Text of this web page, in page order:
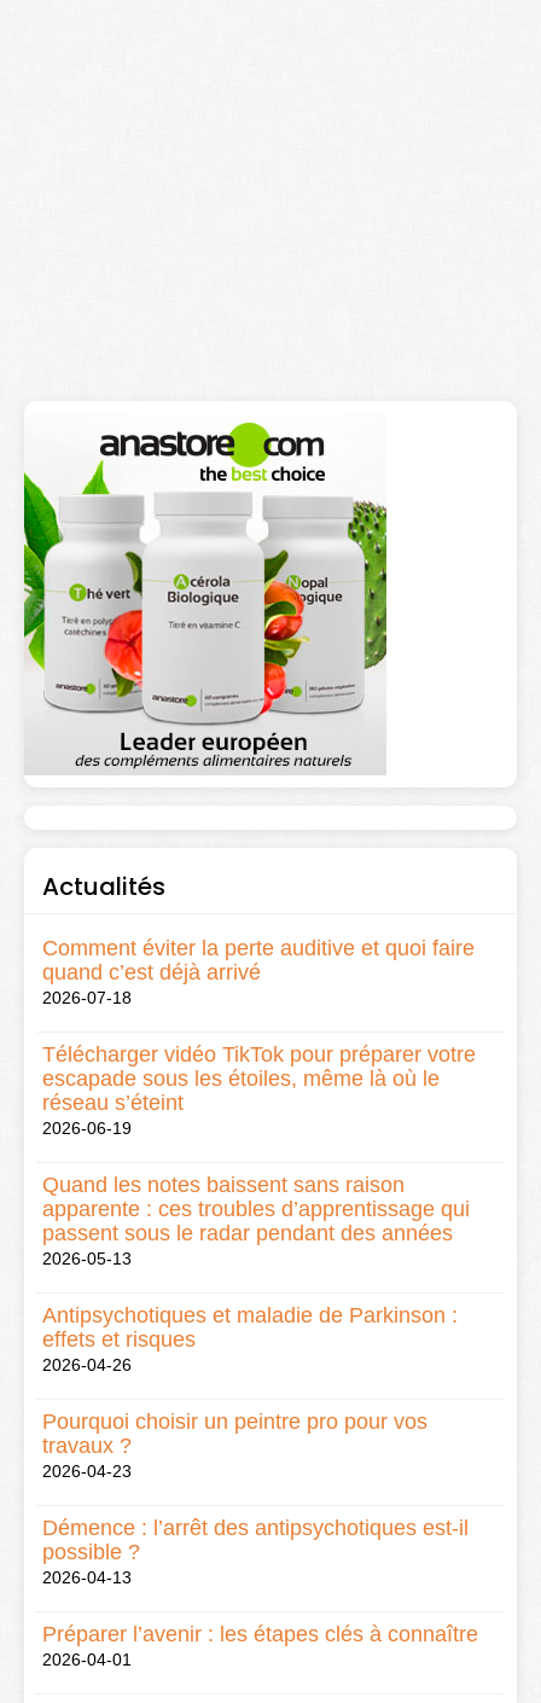
Actualités
Comment éviter la perte auditive et quoi faire
quand c’est déjà arrivé
2026-07-18
Télécharger vidéo TikTok pour préparer votre
escapade sous les étoiles, même là où le
réseau s’éteint
2026-06-19
Quand les notes baissent sans raison
apparente : ces troubles d’apprentissage qui
passent sous le radar pendant des années
2026-05-13
Antipsychotiques et maladie de Parkinson :
effets et risques
2026-04-26
Pourquoi choisir un peintre pro pour vos
travaux ?
2026-04-23
Démence : l’arrêt des antipsychotiques est-il
possible ?
2026-04-13
Préparer l’avenir : les étapes clés à connaître
2026-04-01